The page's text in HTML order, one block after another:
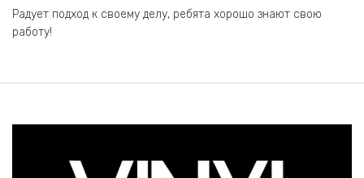
Радует подход к своему делу, ребята хорошо знают свою
работу!